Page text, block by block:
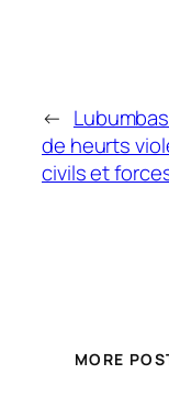
←
de heurts
civils et
MORE